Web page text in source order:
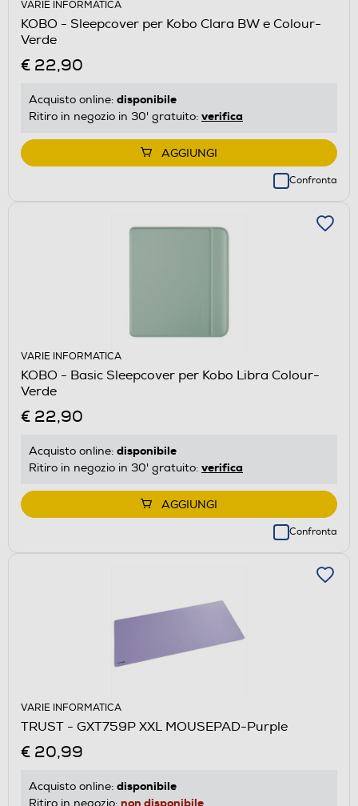
VARIE INFORMATICA
KOBO - Sleepcover per Kobo Clara BW e Colour-
Verde
€ 22,90
Acquisto online: disponibile
Ritiro in negozio in 30' gratuito: verifica
AGGIUNGI
Confronta
VARIE INFORMATICA
KOBO - Basic Sleepcover per Kobo Libra Colour-
Verde
€ 22,90
Acquisto online: disponibile
Ritiro in negozio in 30' gratuito: verifica
AGGIUNGI
Confronta
VARIE INFORMATICA
TRUST - GXT759P XXL MOUSEPAD-Purple
€ 20,99
Acquisto online: disponibile
Ritiro in negozio: non disponibile